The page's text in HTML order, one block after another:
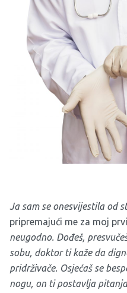
Ja sam se onesvijestila od
pripremajući me za moj
neugodno. Dođeš,
sobu, doktor ti kaže da
pridrživače. Osjećaš se
nogu, on ti postavlja